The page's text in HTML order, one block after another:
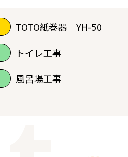
TOTO紙巻器 YH-50
トイレ工事
風呂場工事